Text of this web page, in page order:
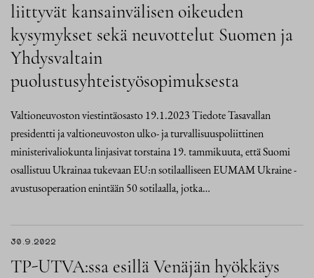
liittyvät kansainvälisen oikeuden
kysymykset sekä neuvottelut Suomen ja
Yhdysvaltain
puolustusyhteistyösopimuksesta
Valtioneuvoston viestintäosasto 19.1.2023 Tiedote Tasavallan
presidentti ja valtioneuvoston ulko- ja turvallisuuspoliittinen
ministerivaliokunta linjasivat torstaina 19. tammikuuta, että Suomi
osallistuu Ukrainaa tukevaan EU:n sotilaalliseen EUMAM Ukraine -
avustusoperaation enintään 50 sotilaalla, jotka…
30.9.2022
TP-UTVA:ssa esillä Venäjän hyökkäys